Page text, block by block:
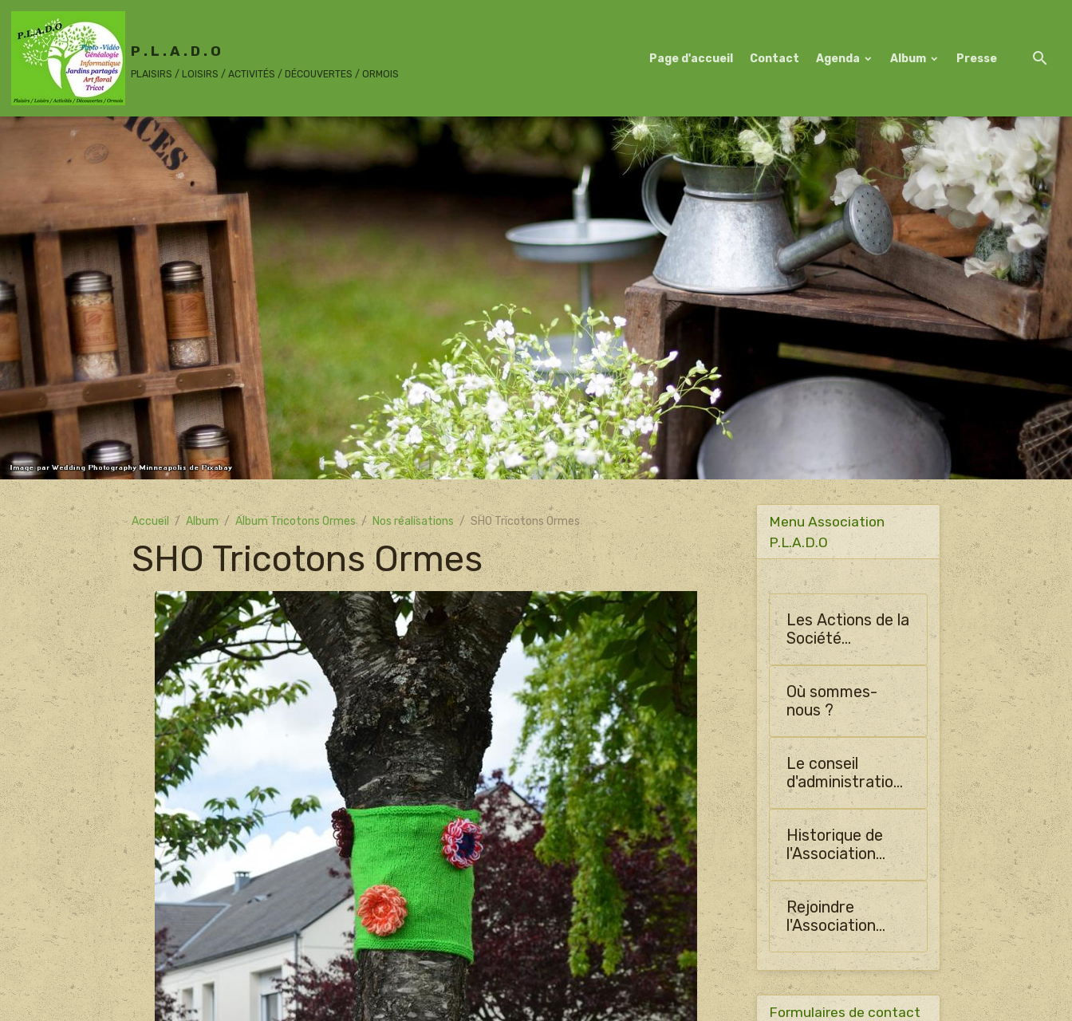
P . L . A . D . O
PLAISIRS / LOISIRS / ACTIVITÉS / DÉCOUVERTES / ORMOIS
Page d'accueil Contact Agenda Album Presse
Accueil Album Album Tricotons Ormes Nos réalisations SHO Tricotons Ormes
SHO Tricotons Ormes
Menu Association
P.L.A.D.O
Les Actions de la
Société
Horticulture
d'Ormes
Où sommes-
nous ?
Le conseil
d'administration
de SHO
Historique de
l'Association
PLADO
Rejoindre
l'Association
PLADO
Formulaires de contact